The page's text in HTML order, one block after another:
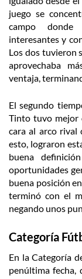
juego se
campo donde
interesantes y
Los dos tuvieron
aprovechaba
ventaja,
El segundo
Tinto tuvo mejor
cara al arco rival
esto, lograron
buena
oportunidades
buena posición
terminó con el
negando unos
Categoría
En la Categoría
penúltima fecha,